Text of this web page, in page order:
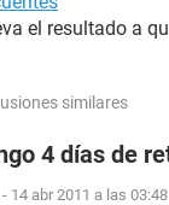
el resultado a
similares
4 días de
- 14 abr 2011 a las 03:48